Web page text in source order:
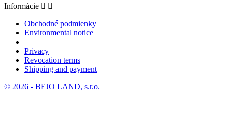
Informácie  
Obchodné podmienky
Environmental notice
Privacy
Revocation terms
Shipping and payment
© 2026 - BEJO LAND, s.r.o.